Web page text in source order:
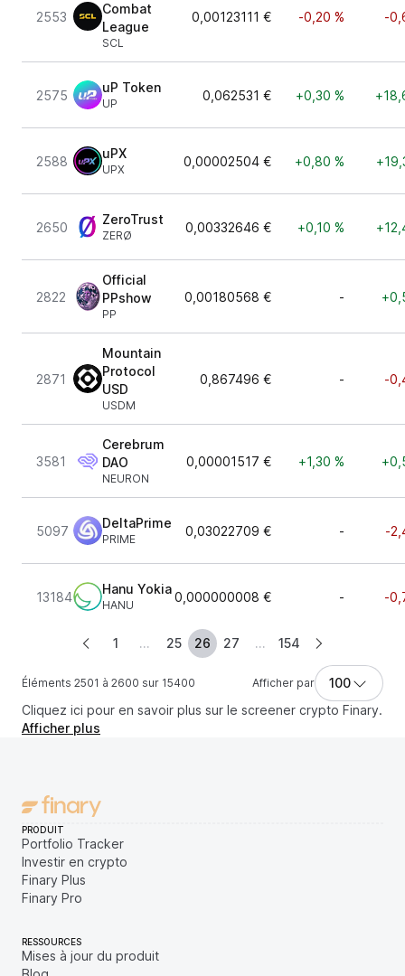
2553
Combat
League
SCL
0,00123111 € -0,20 % -
2575
uP Token
UP
0,062531 € +0,30 %
2588
uPX
UPX
0,00002504 € +0,80 %
2650
ZeroTrust
ZERØ
0,00332646 € +0,10 %
2822
Official
PPshow
PP
0,00180568 € -
2871
Mountain
Protocol
USD
USDM
0,867496 € - -
3581
Cerebrum
DAO
NEURON
0,00001517 € +1,30 %
5097
DeltaPrime
PRIME
0,03022709 € - -
13184
Hanu Yokia
HANU
0,000000008 € - -
Éléments 2501 à 2600 sur 15400
1 ... 25 26 27 ... 154
Afficher par
100
Cliquez ici pour en savoir plus sur le screener crypto Finary.
Afficher plus
PRODUIT
Portfolio Tracker
Investir en crypto
Finary Plus
Finary Pro
RESSOURCES
Mises à jour du produit